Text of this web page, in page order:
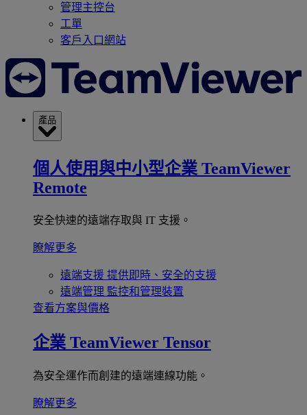
管理主控台
工單
客戶入口網站
產品
個人使用與中小型企業 TeamViewer
Remote
安全快速的遠端存取與 IT 支援。
瞭解更多
遠端支援 提供即時、安全的支援
遠端管理 監控和管理裝置
查看方案與價格
企業 TeamViewer Tensor
為安全運作而創建的遠端連線功能。
瞭解更多